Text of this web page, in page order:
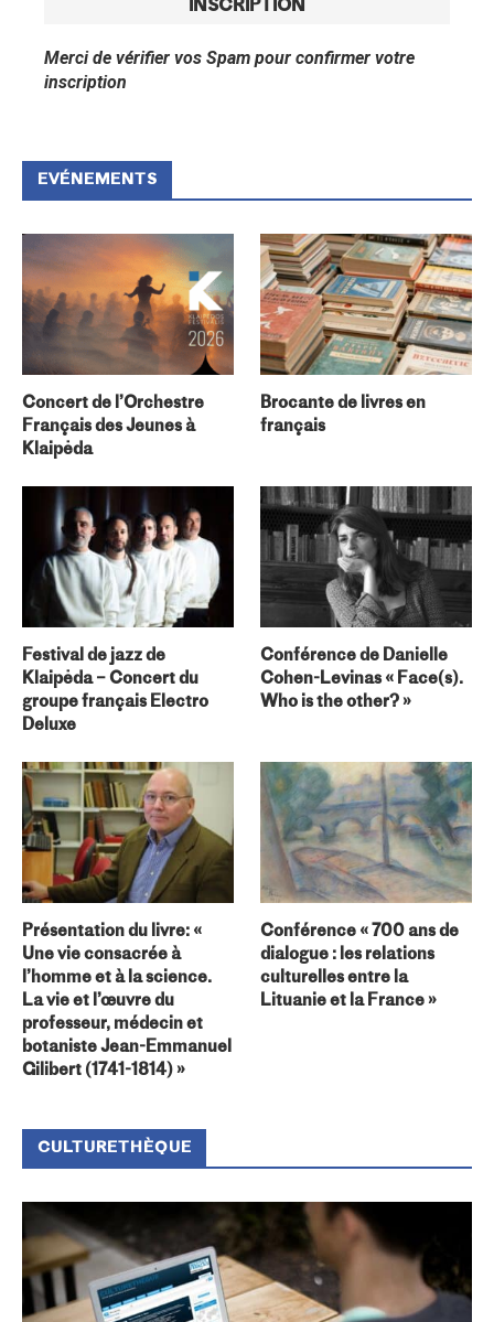
Merci de vérifier vos Spam pour confirmer votre
inscription
EVÉNEMENTS
Concert de l’Orchestre
Français des Jeunes à
Klaipėda
Brocante de livres en
français
Festival de jazz de
Klaipėda – Concert du
groupe français Electro
Deluxe
Conférence de Danielle
Cohen-Levinas « Face(s).
Who is the other? »
Présentation du livre: «
Une vie consacrée à
l’homme et à la science.
La vie et l’œuvre du
professeur, médecin et
botaniste Jean-Emmanuel
Gilibert (1741-1814) »
Conférence « 700 ans de
dialogue : les relations
culturelles entre la
Lituanie et la France »
CULTURETHÈQUE